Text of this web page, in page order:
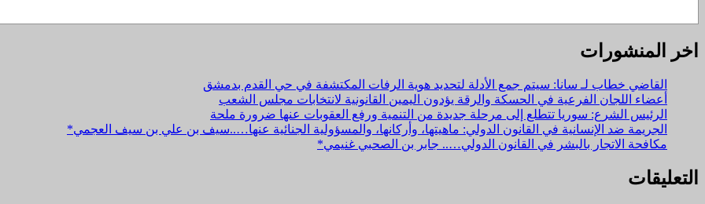
اخر المنشورات
القاضي خطاب لـ سانا: سيتم جمع الأدلة لتحديد هوية الرفات المكتشفة في حي القدم بدمشق
أعضاء اللجان الفرعية في الحسكة والرقة يؤدون اليمين القانونية لانتخابات مجلس الشعب
الرئيس الشرع: سوريا تتطلع إلى مرحلة جديدة من التنمية ورفع العقوبات عنها ضرورة ملحة
الجريمة ضد الإنسانية في القانون الدولي: ماهيتها، وأركانها، والمسؤولية الجنائية عنها…..سيف بن علي بن سيف العجمي*
مكافحة الاتجار بالبشر في القانون الدولي….. جابر بن الصحبي غنيمي*
التعليقات